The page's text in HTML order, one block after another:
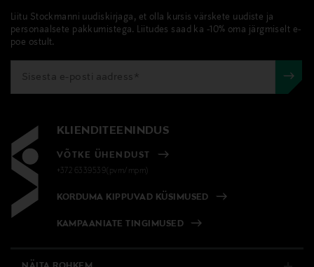
Liitu Stockmanni uudiskirjaga, et olla kursis värskete uudiste ja
personaalsete pakkumistega. Liitudes saad ka -10% oma järgmiselt e-
poe ostult.
KLIENDITEENINDUS
VÕTKE ÜHENDUST
+372 6339539(pvm/mpm)
KORDUMA KIPPUVAD KÜSIMUSED
KAMPAANIATE TINGIMUSED